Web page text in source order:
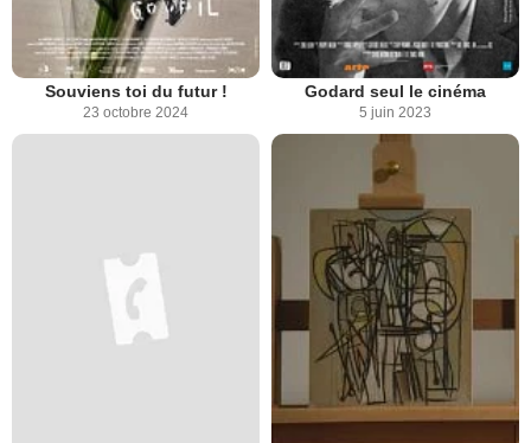
Souviens toi du futur !
23 octobre 2024
Godard seul le cinéma
5 juin 2023